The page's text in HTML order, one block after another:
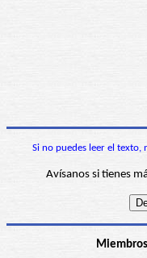
Si no puedes leer el texto,
Avísanos si tienes